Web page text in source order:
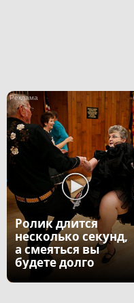
Ролик длится
несколько секунд,
а смеяться вы
будете долго